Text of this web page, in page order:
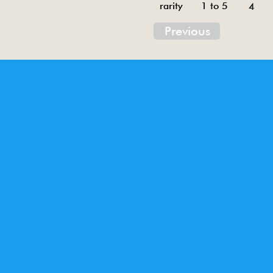
rarity 1 to 5 4
Previous
Tin toys of China , China tin toys, tin toy, tin
Inventory ofchina tin toys . Tin toys 60’s, tin
Animal tin toy, aircraft tin toy, railway tin toy,
tin toy,sedan tin toy, gun tin toy, doll tin toy,
Jouets en étain de Chine, jouets en étain
de Chine . Jouets en tôle des années 60,
up, camionnette, camion, jeep,
32,me671,mf153,me789,mf030,mf
12,mf821,mf273,mf281,mf